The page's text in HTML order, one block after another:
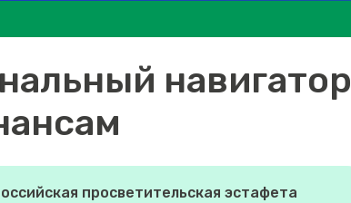
навигатор
просветительская эстафета